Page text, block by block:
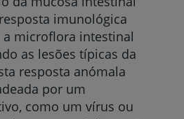
imunológica
a microflora intestinal
as lesões típicas da
resposta anómala
por um
como um vírus ou